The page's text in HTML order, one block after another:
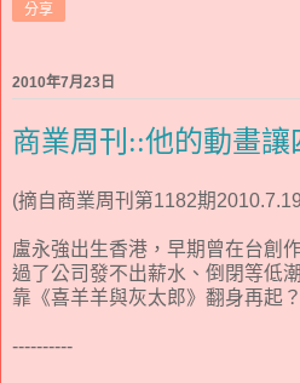
分享
2010年7月23日
商業周刊::他的動畫
(摘自商業周刊第1182期
盧永強出生香港，早期曾在台創
過了公司發不出薪水、倒閉等低
靠《喜羊羊與灰太郎》翻身再起？
----------